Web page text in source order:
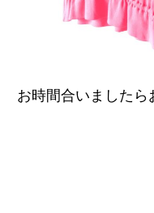
お時間合いましたら